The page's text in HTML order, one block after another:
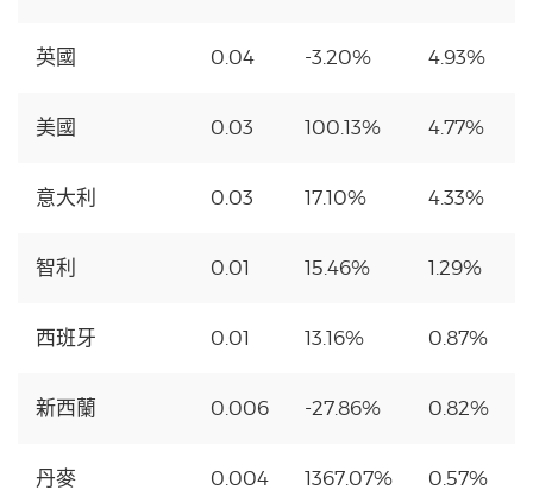
英國 0.04 -3.20% 4.93%
美國 0.03 100.13% 4.77%
意大利 0.03 17.10% 4.33%
智利 0.01 15.46% 1.29%
西班牙 0.01 13.16% 0.87%
新西蘭 0.006 -27.86% 0.82%
丹麥 0.004 1367.07% 0.57%